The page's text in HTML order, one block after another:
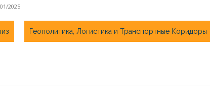
2025
Геополитика, Логистика и Транспортные Коридоры